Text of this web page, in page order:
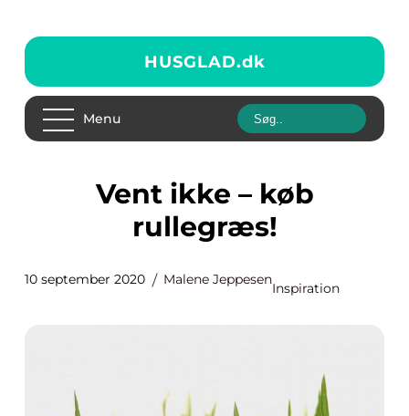
HUSGLAD.dk
Menu
Vent ikke – køb
rullegræs!
10 september 2020 Malene Jeppesen
Inspiration